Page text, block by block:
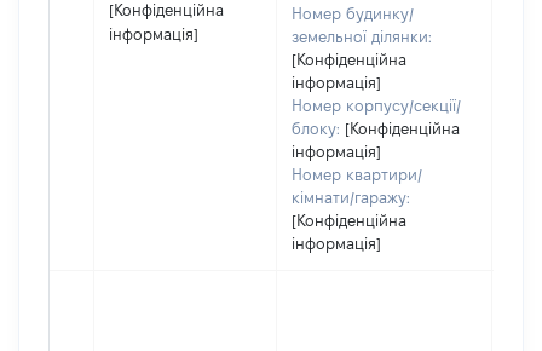
[Конфіденційна
інформація]
Номер будинку/
земельної ділянки:
[Конфіденційна
інформація]
Номер корпусу/секції/
блоку: [Конфіденційна
інформація]
Номер квартири/
кімнати/гаражу:
[Конфіденційна
інформація]